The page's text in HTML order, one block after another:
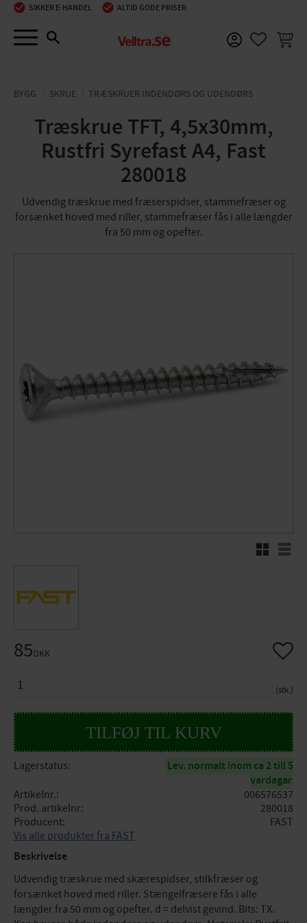
Menu
SIKKER E-HANDEL ALTID GODE PRISER
BYGG SKRUE TRÆSKRUER INDENDØRS OG UDENDØRS
Træskrue TFT, 4,5x30mm,
Rustfri Syrefast A4, Fast
280018
Udvendig træskrue med fræserspidser, stammefræser og
forsænket hoved med riller, stammefræser fås i alle længder
fra 50 mm og opefter.
RutenettListe
85DKK
stk.
Gem
Lagerstatus
Lev. normalt inom ca 2 till 5
vardagar
Artikelnr.
006576537
Prod. artikelnr
280018
Producent
FAST
Vis alle produkter fra FAST
Beskrivelse
Udvendig træskrue med skærespidser, stilkfræser og
forsænket hoved med riller. Stængelfræsere fås i alle
længder fra 50 mm og opefter. d = delvist gevind. Bits: TX.